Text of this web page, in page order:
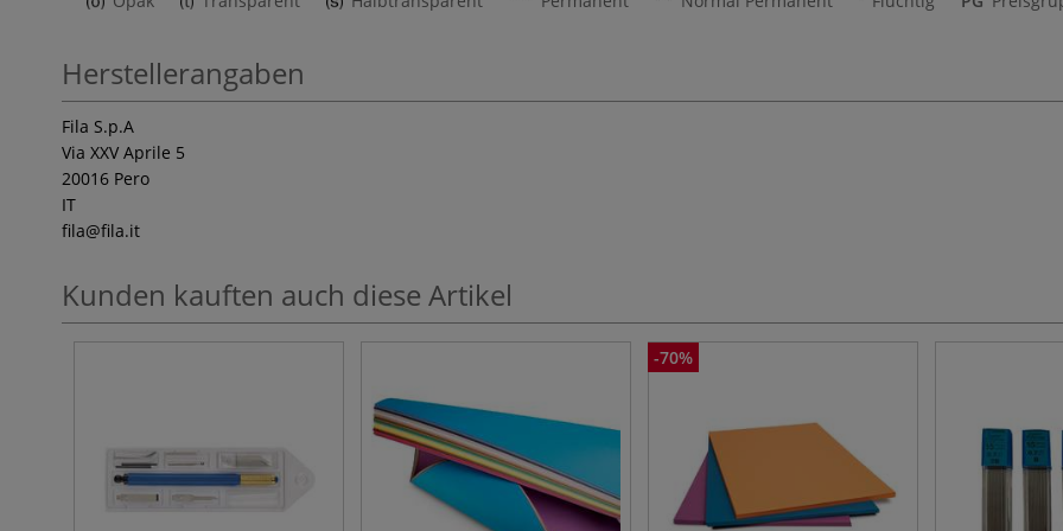
Herstellerangaben
Fila S.p.A
Via XXV Aprile 5
20016 Pero
IT
fila@fila.it
Kunden kauften auch diese Artikel
-70%